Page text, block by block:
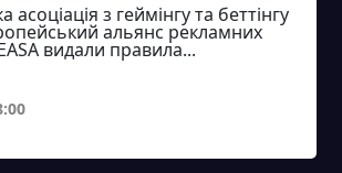
асоціація з геймінгу та беттінгу
альянс рекламних
видали правила...